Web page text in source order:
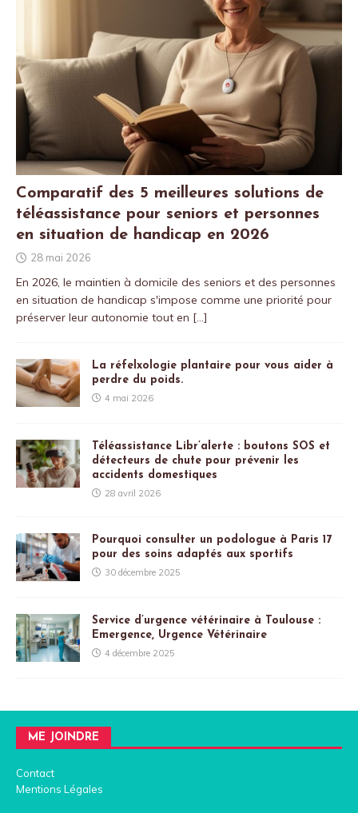
Comparatif des 5 meilleures solutions de
téléassistance pour seniors et personnes
en situation de handicap en 2026
28 mai 2026
En 2026, le maintien à domicile des seniors et des personnes
en situation de handicap s'impose comme une priorité pour
préserver leur autonomie tout en […]
La réfelxologie plantaire pour vous aider à
perdre du poids.
4 mai 2026
Téléassistance Libr’alerte : boutons SOS et
détecteurs de chute pour prévenir les
accidents domestiques
28 avril 2026
Pourquoi consulter un podologue à Paris 17
pour des soins adaptés aux sportifs
30 décembre 2025
Service d’urgence vétérinaire à Toulouse :
Emergence, Urgence Vétérinaire
4 décembre 2025
ME JOINDRE
Contact
Mentions Légales